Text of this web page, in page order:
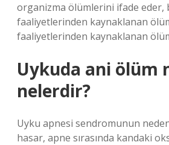
organizma ölümlerini ifade eder,
faaliyetlerinden kaynaklanan
faaliyetlerinden kaynaklanan
Uykuda ani ölüm
nelerdir?
Uyku apnesi sendromunun
hasar, apne sırasında kandaki